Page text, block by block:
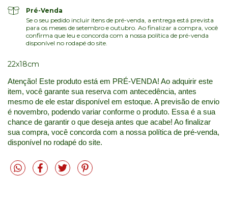
Pré-Venda
Se o seu pedido incluir itens de pré-venda, a entrega está prevista
para os meses de setembro e outubro. Ao finalizar a compra, você
confirma que leu e concorda com a nossa política de pré-venda
disponível no rodapé do site.
22x18cm
Atenção! Este produto está em PRÉ-VENDA! Ao adquirir este
item, você garante sua reserva com antecedência, antes
mesmo de ele estar disponível em estoque. A previsão de envio
é novembro, podendo variar conforme o produto. Essa é a sua
chance de garantir o que deseja antes que acabe! Ao finalizar
sua compra, você concorda com a nossa política de pré-venda,
disponível no rodapé do site.